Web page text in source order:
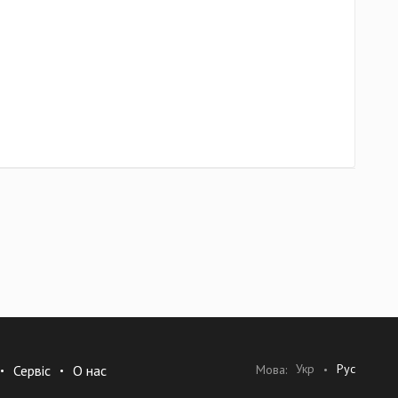
Сервіс О нас Мова: Укр Рус